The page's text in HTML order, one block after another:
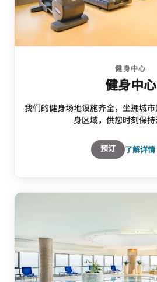
健身中心
健身中心
我们的健身场地设施齐全，坐拥城
身区域，供您时刻保
预订 了解详情